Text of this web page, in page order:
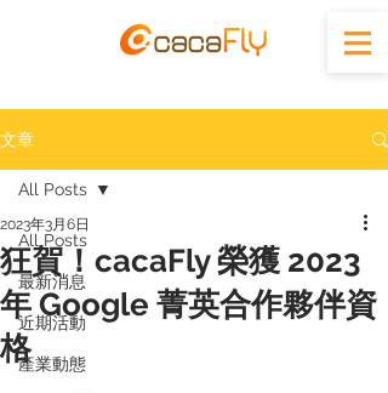
文章
All Posts
最新消息
近期活動
產業動態
All Posts
狂賀！cacaFly 榮獲 2023
年 Google 菁英合作夥伴資
格
2023年3月6日